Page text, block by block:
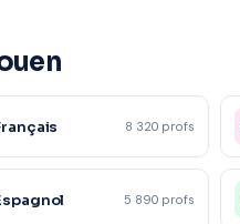
8 320 profs
5 890 profs